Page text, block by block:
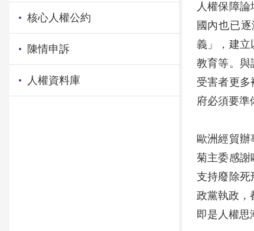
核心人權公約
陳情申訴
人權資料庫
人權保障
國內也已
義」，建立
教育等。與
受害者更
府必須要準
歐洲經貿
菊主委感謝
支持廢除死
政黨執政，
即是人權思